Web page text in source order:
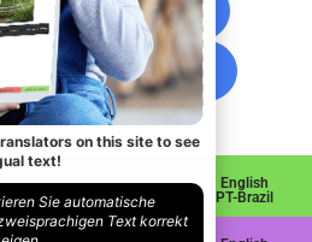
on this site to see
text!
Sie automatische
Text korrekt
We / Wir
They / Sie
English
Italian
English
PT-Brazil